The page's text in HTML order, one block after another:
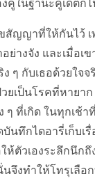
ในฐานะคู่เดตก็ไ
สัญญาที่ให้กันไว้ เ
ย่างจัง และเมื่อเข
ๆ กับเธอด้วยใจจ
ยเป็นโรคที่หายา
ๆ ที่เกิด ในทุกเช้
นทึกไดอารี่เก็บเ
ให้ตัวเองระลึกนึก
นจึงทำให้โทรุเลือ